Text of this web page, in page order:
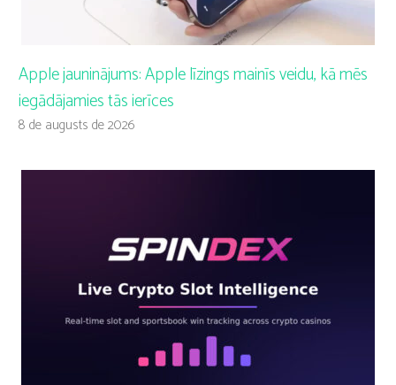
Apple jauninājums: Apple līzings mainīs veidu, kā mēs
iegādājamies tās ierīces
8 de augusts de 2026